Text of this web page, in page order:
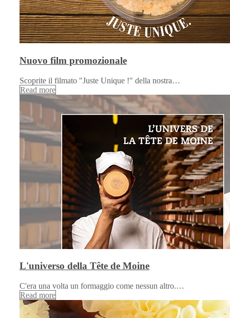
Nuovo film promozionale
Scoprite il filmato "Juste Unique !" della nostra…
Read more
L'universo della Tête de Moine
C'era una volta un formaggio come nessun altro.…
Read more